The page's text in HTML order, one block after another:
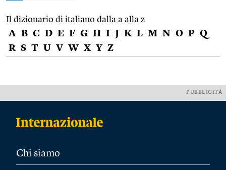
Il dizionario di italiano dalla a alla z
A B C D E F G H I J K L M N O P Q
R S T U V W X Y Z
PUBBLICITÀ
Chi siamo